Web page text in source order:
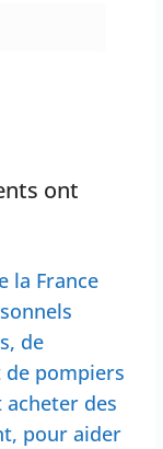
ont
la France
de
de pompiers
des
pour aider